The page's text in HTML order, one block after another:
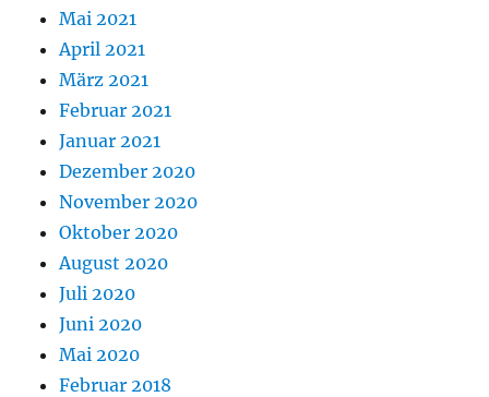
Mai 2021
April 2021
März 2021
Februar 2021
Januar 2021
Dezember 2020
November 2020
Oktober 2020
August 2020
Juli 2020
Juni 2020
Mai 2020
Februar 2018